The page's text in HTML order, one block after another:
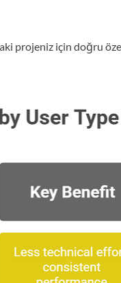
projeniz için doğru